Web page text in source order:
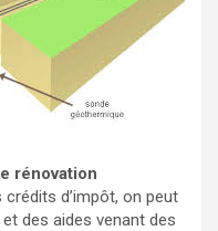
rénovation
d’impôt, on peut
des aides venant des